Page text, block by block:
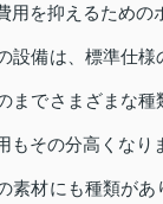
用を抑えるための
設備は、標準仕様
までさまざまな種
もその分高くなり
素材にも種類があ